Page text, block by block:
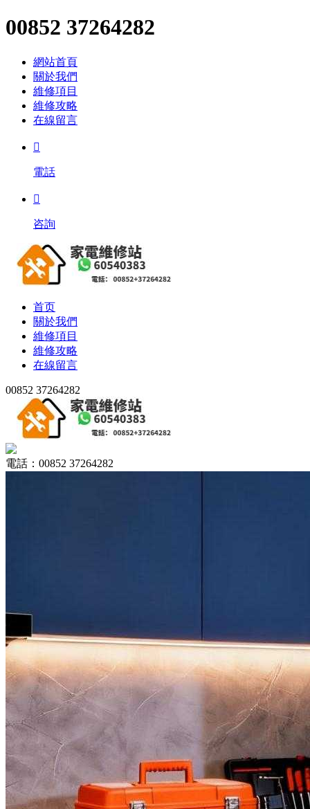
00852 37264282
網站首頁
關於我們
維修項目
維修攻略
在線留言

電話

咨詢
首页
關於我們
維修項目
維修攻略
在線留言
00852 37264282
電話：00852 37264282